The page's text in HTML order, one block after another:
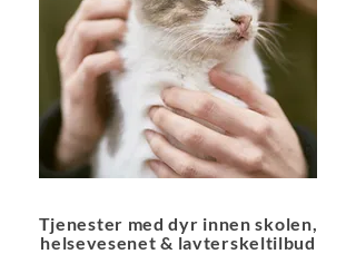
Tjenester med dyr innen skolen,
helsevesenet & lavterskeltilbud